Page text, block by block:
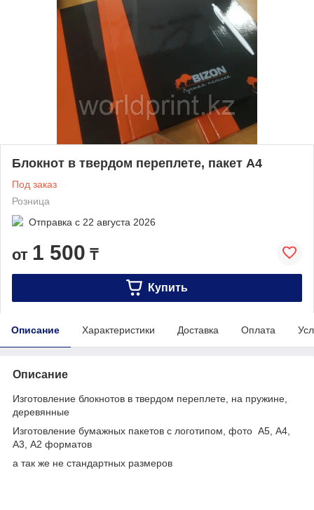
Блокнот в твердом переплете, пакет А4
Под заказ
Розница
Отправка с 22 августа 2026
от 1 500 ₸
Купить
Описание Характеристики Доставка Оплата
Описание
Изготовление блокнотов в твердом переплете, на пружине,
деревянные
Изготовление бумажных пакетов с логотипом, фото А5, А4,
А3, А2 форматов
а так же не стандартных размеров